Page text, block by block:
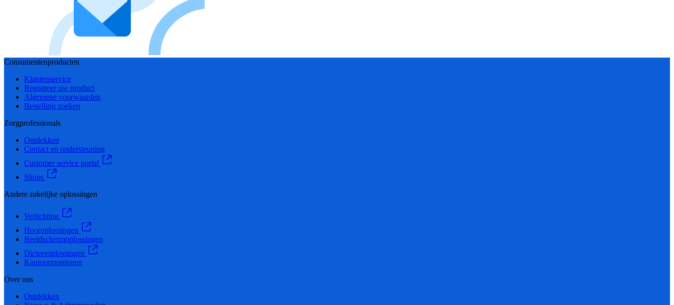
Consumentenproducten
Klantenservice
Registreer uw product
Algemene voorwaarden
Bestelling zoeken
Zorgprofessionals
Ontdekken
Contact en ondersteuning
Customer service portal
Shops
Andere zakelijke oplossingen
Verlichting
Hooroplossingen
Beeldschermoplossingen
Dicteeroplossingen
Kantoormonitoren
Over ons
Ontdekken